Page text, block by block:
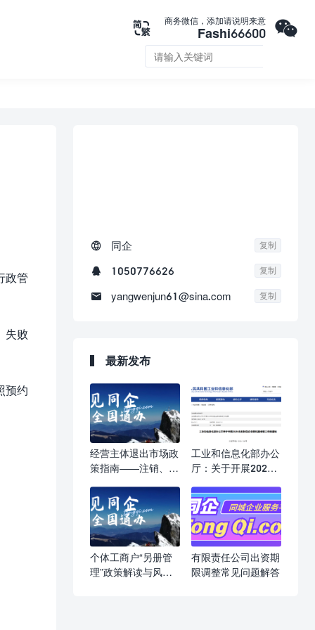
商务微信，添加请说明来意
Fashi66600 

政管
失败
预约
 同企 复制
 1050776626 复制
 yangwenjun61@sina.com 复制
最新发布
经营主体退出市场政
策指南——注销、吊
读懂
工业和信息化部办公
厅：关于开展2026
申报工作的通知
个体工商户“另册管
理”政策解读与风险
有限责任公司出资期
限调整常见问题解答